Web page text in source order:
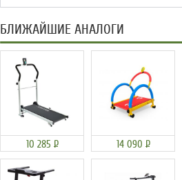
БЛИЖАЙШИЕ АНАЛОГИ
10 285 Р 14 090 Р